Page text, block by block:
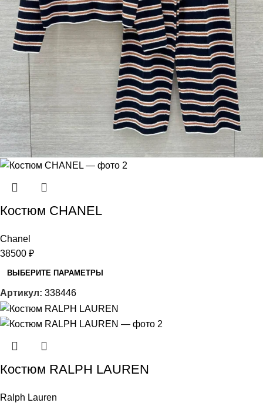
Костюм CHANEL
Chanel
38500 ₽
ВЫБЕРИТЕ ПАРАМЕТРЫ
Артикул: 338446
Костюм RALPH LAUREN
Ralph Lauren